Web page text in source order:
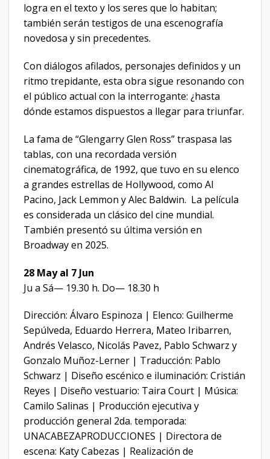
logra en el texto y los seres que lo habitan;
también serán testigos de una escenografía
novedosa y sin precedentes.
Con diálogos afilados, personajes definidos y un
ritmo trepidante, esta obra sigue resonando con
el público actual con la interrogante: ¿hasta
dónde estamos dispuestos a llegar para triunfar.
La fama de “Glengarry Glen Ross” traspasa las
tablas, con una recordada versión
cinematográfica, de 1992, que tuvo en su elenco
a grandes estrellas de Hollywood, como Al
Pacino, Jack Lemmon y Alec Baldwin. La película
es considerada un clásico del cine mundial.
También presentó su última versión en
Broadway en 2025.
28 May al 7 Jun
Ju a Sá— 19.30 h. Do— 18.30 h
Dirección: Álvaro Espinoza | Elenco: Guilherme
Sepúlveda, Eduardo Herrera, Mateo Iribarren,
Andrés Velasco, Nicolás Pavez, Pablo Schwarz y
Gonzalo Muñoz-Lerner | Traducción: Pablo
Schwarz | Diseño escénico e iluminación: Cristián
Reyes | Diseño vestuario: Taira Court | Música:
Camilo Salinas | Producción ejecutiva y
producción general 2da. temporada:
UNACABEZAPRODUCCIONES | Directora de
escena: Katy Cabezas | Realización de